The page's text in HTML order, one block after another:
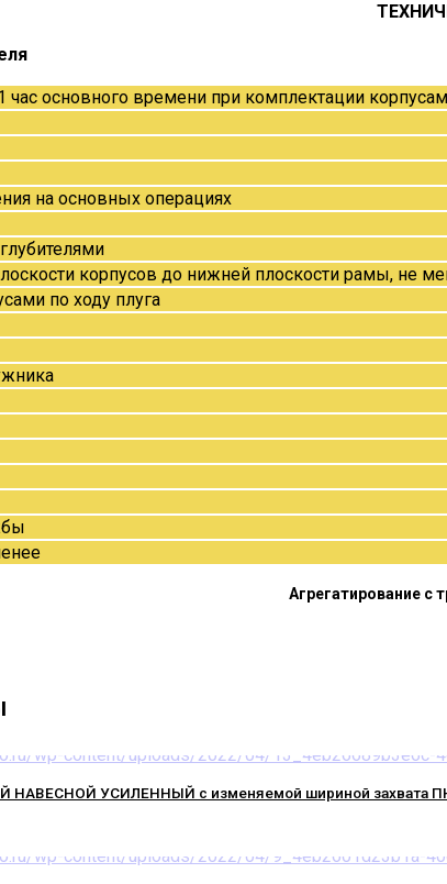
час основного времени при комплектации
на основных операциях
корпусов до нижней плоскости рамы, не
по ходу плуга
Агрегатирование с
НАВЕСНОЙ УСИЛЕННЫЙ с изменяемой шириной захвата